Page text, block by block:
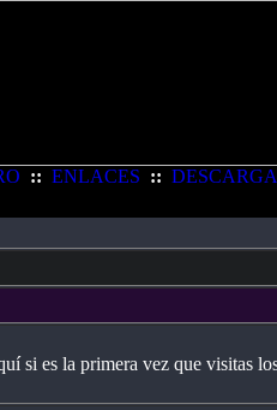
:: ENLACES ::
si es la primera vez que visitas